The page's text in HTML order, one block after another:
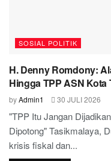
SOSIAL POLITIK
H. Denny Romdony:
Hingga TPP ASN
byAdmin1 30 JULI 2026
"TPP Itu Jangan
Dipotong" Tasikmalaya,
krisis fiskal dan...